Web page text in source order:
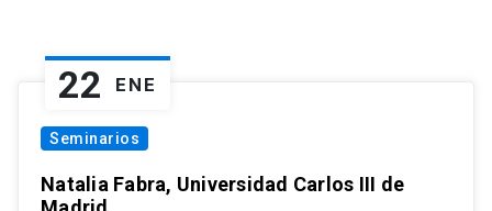
22 ENE
Seminarios
Natalia Fabra, Universidad Carlos III de